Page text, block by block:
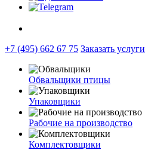
+7 (495) 662 67 75 Заказать услуги
Обвальщики птицы
Упаковщики
Рабочие на производство
Комплектовщики